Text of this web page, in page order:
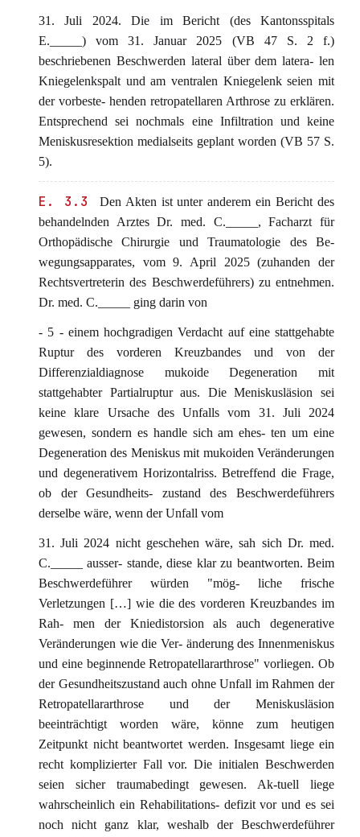
31. Juli 2024. Die im Bericht (des Kantonsspitals
E._____) vom 31. Januar 2025 (VB 47 S. 2 f.)
beschriebenen Beschwerden lateral über dem latera- len
Kniegelenkspalt und am ventralen Kniegelenk seien mit
der vorbeste- henden retropatellaren Arthrose zu erklären.
Entsprechend sei nochmals eine Infiltration und keine
Meniskusresektion medialseits geplant worden (VB 57 S.
5).
E. 3.3
Den Akten ist unter anderem ein Bericht des
behandelnden Arztes Dr. med. C._____, Facharzt für
Orthopädische Chirurgie und Traumatologie des Be-
wegungsapparates, vom 9. April 2025 (zuhanden der
Rechtsvertreterin des Beschwerdeführers) zu entnehmen.
Dr. med. C._____ ging darin von
- 5 - einem hochgradigen Verdacht auf eine stattgehabte
Ruptur des vorderen Kreuzbandes und von der
Differenzialdiagnose mukoide Degeneration mit
stattgehabter Partialruptur aus. Die Meniskusläsion sei
keine klare Ursache des Unfalls vom 31. Juli 2024
gewesen, sondern es handle sich am ehes- ten um eine
Degeneration des Meniskus mit mukoiden Veränderungen
und degenerativem Horizontalriss. Betreffend die Frage,
ob der Gesundheits- zustand des Beschwerdeführers
derselbe wäre, wenn der Unfall vom
31. Juli 2024 nicht geschehen wäre, sah sich Dr. med.
C._____ ausser- stande, diese klar zu beantworten. Beim
Beschwerdeführer würden "mög- liche frische
Verletzungen […] wie die des vorderen Kreuzbandes im
Rah- men der Kniedistorsion als auch degenerative
Veränderungen wie die Ver- änderung des Innenmeniskus
und eine beginnende Retropatellararthrose" vorliegen. Ob
der Gesundheitszustand auch ohne Unfall im Rahmen der
Retropatellararthrose und der Meniskusläsion
beeinträchtigt worden wäre, könne zum heutigen
Zeitpunkt nicht beantwortet werden. Insgesamt liege ein
recht komplizierter Fall vor. Die initialen Beschwerden
seien sicher traumabedingt gewesen. Ak-tuell liege
wahrscheinlich ein Rehabilitations- defizit vor und es sei
noch nicht ganz klar, weshalb der Beschwerdeführer